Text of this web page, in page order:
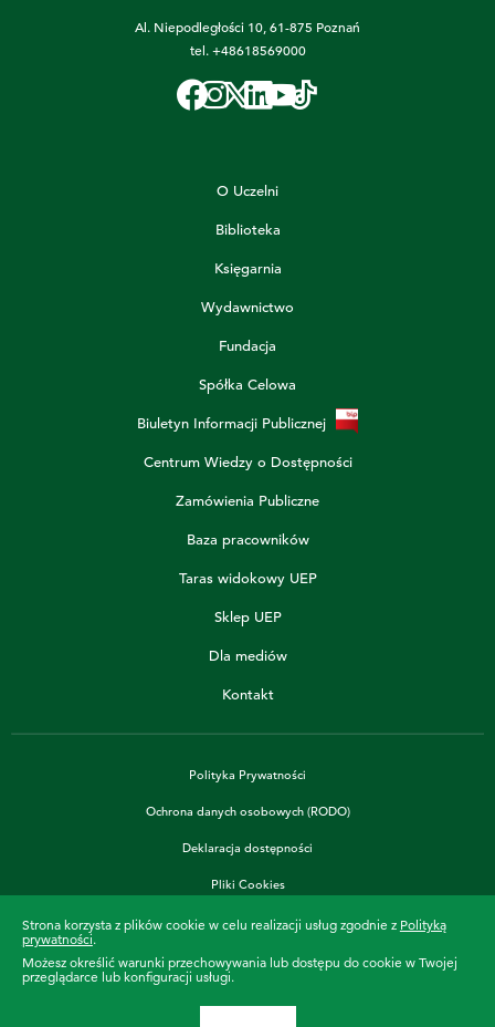
Al. Niepodległości 10, 61-875 Poznań
tel.+48618569000
O Uczelni
Biblioteka
Księgarnia
Wydawnictwo
Fundacja
Spółka Celowa
Biuletyn Informacji Publicznej
Centrum Wiedzy o Dostępności
Zamówienia Publiczne
Baza pracowników
Taras widokowy UEP
Sklep UEP
Dla mediów
Kontakt
Polityka Prywatności
Ochrona danych osobowych (RODO)
Deklaracja dostępności
Pliki Cookies
Uczymy już od
Strona korzysta z plików cookie w celu realizacji usług zgodnie z Polityką
prywatności.
Możesz określić warunki przechowywania lub dostępu do cookie w Twojej
przeglądarce lub konfiguracji usługi.